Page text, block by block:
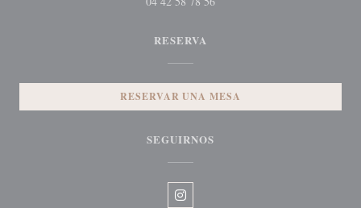
RESERVA
RESERVAR UNA MESA
SEGUIRNOS
Instagram ((abre en una nueva